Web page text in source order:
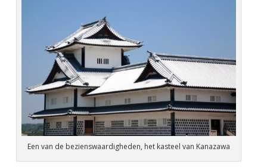
Een van de bezienswaardigheden, het kasteel van Kanazawa